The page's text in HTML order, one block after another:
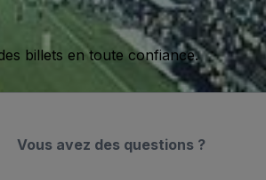
billets en toute confiance.
Vous avez des questions ?